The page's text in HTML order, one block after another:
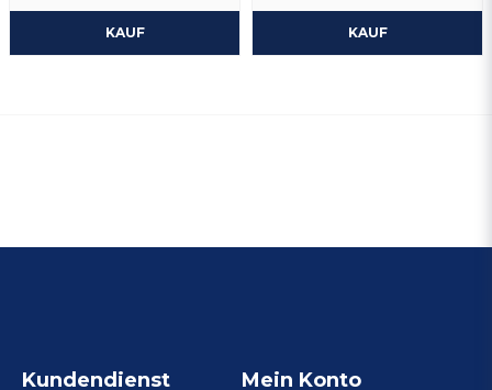
KAUF KAUF
Kundendienst Mein Konto